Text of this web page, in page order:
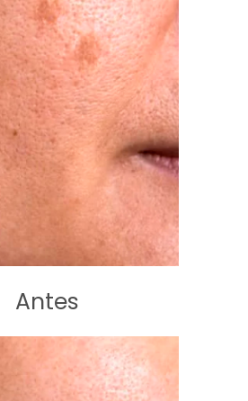
Antes